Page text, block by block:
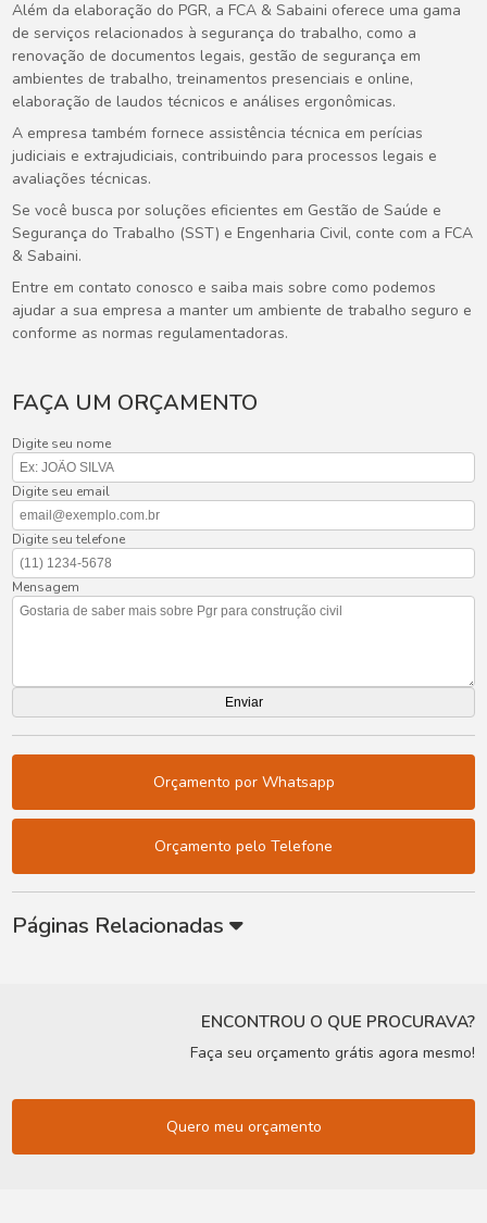
Além da elaboração do PGR, a FCA & Sabaini oferece uma gama
de serviços relacionados à segurança do trabalho, como a
renovação de documentos legais, gestão de segurança em
ambientes de trabalho, treinamentos presenciais e online,
elaboração de laudos técnicos e análises ergonômicas.
A empresa também fornece assistência técnica em perícias
judiciais e extrajudiciais, contribuindo para processos legais e
avaliações técnicas.
Se você busca por soluções eficientes em Gestão de Saúde e
Segurança do Trabalho (SST) e Engenharia Civil, conte com a FCA
& Sabaini.
Entre em contato conosco e saiba mais sobre como podemos
ajudar a sua empresa a manter um ambiente de trabalho seguro e
conforme as normas regulamentadoras.
FAÇA UM ORÇAMENTO
Digite seu nome
Digite seu email
Digite seu telefone
Mensagem
Orçamento por Whatsapp
Orçamento pelo Telefone
Páginas Relacionadas
ENCONTROU O QUE PROCURAVA?
Faça seu orçamento grátis agora mesmo!
Quero meu orçamento